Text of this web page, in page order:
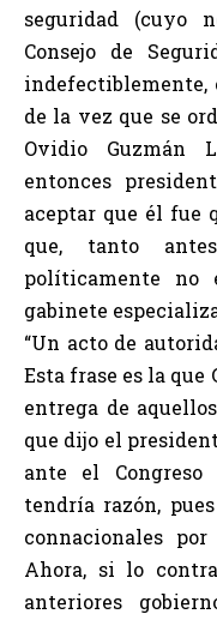
seguridad (cuyo
Consejo de
indefectiblemente,
de la vez que se
Ovidio Guzmán
entonces
aceptar que él fue
que, tanto
políticamente
gabinete
“Un acto de
Esta frase es la
entrega de
que dijo el
ante el
tendría razón,
connacionales
Ahora, si lo
anteriores